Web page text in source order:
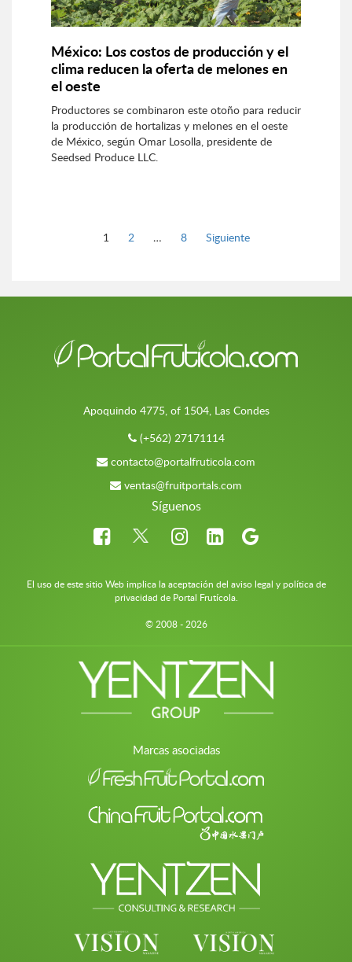
México: Los costos de producción y el
clima reducen la oferta de melones en
el oeste
Productores se combinaron este otoño para reducir
la producción de hortalizas y melones en el oeste
de México, según Omar Losolla, presidente de
Seedsed Produce LLC.
Página
1 Página
2 … Página
8 Siguiente
Apoquindo 4775, of 1504, Las Condes
(+562) 27171114
contacto@portalfruticola.com
ventas@fruitportals.com
Síguenos
El uso de este sitio Web implica la aceptación del aviso legal y política de
privacidad de Portal Frutícola.
© 2008 - 2026
Marcas asociadas